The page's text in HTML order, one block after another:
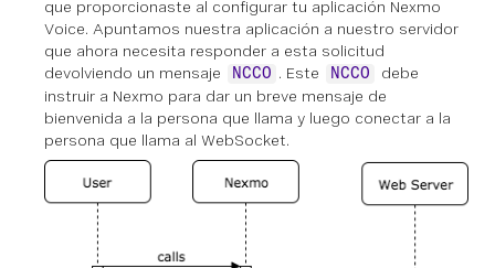
que proporcionaste al configurar tu aplicación Nexmo
Voice. Apuntamos nuestra aplicación a nuestro servidor
que ahora necesita responder a esta solicitud
devolviendo un mensaje
NCCO . Este NCCO
debe
instruir a Nexmo para dar un breve mensaje de
bienvenida a la persona que llama y luego conectar a la
persona que llama al WebSocket.